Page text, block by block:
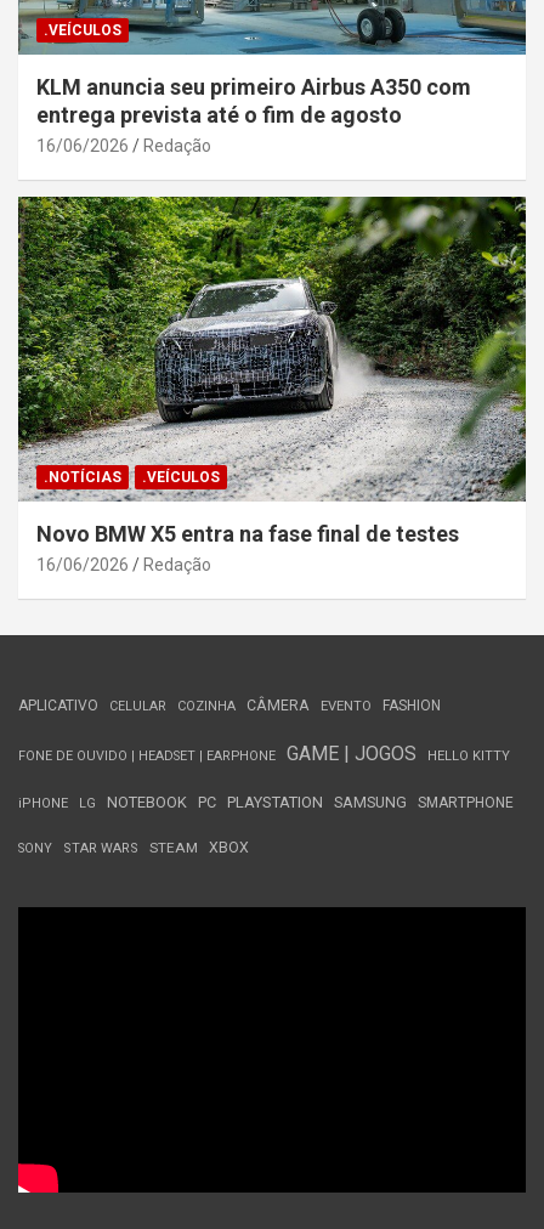
.VEÍCULOS
KLM anuncia seu primeiro Airbus A350 com
entrega prevista até o fim de agosto
16/06/2026 Redação
.NOTÍCIAS .VEÍCULOS
Novo BMW X5 entra na fase final de testes
16/06/2026 Redação
APLICATIVO CELULAR COZINHA CÂMERA EVENTO FASHION
FONE DE OUVIDO | HEADSET | EARPHONE GAME | JOGOS HELLO KITTY
iPHONE LG NOTEBOOK PC PLAYSTATION SAMSUNG SMARTPHONE
SONY STAR WARS STEAM XBOX